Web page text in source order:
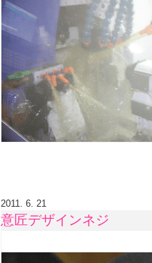
2011. 6. 21
意匠デザインネジ